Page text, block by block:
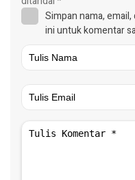
Simpan nama,
ini untuk komentar